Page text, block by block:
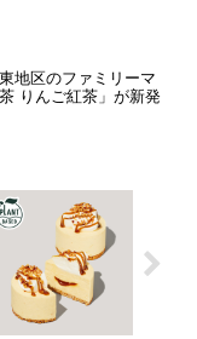
地区のファミリーマ
りんご紅茶」が新発